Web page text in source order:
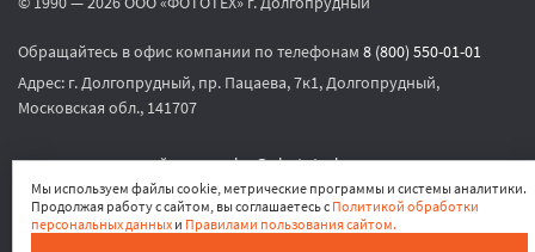
Обращайтесь в офис компании по телефонам 8 (800) 550-01-01
Адрес: г. Долгопрудный, пр. Пацаева, 7к1, Долгопрудный,
Московская обл., 141707
или по электронной почтеsales@phototech.ru
Политика конфиденциальности,Согласие на обработку
персональных данных,Согласие на получение рекламных
Мы используем файлы cookie, метрические программы и системы аналитики.
Продолжая работу с сайтом, вы соглашаетесь с Политикой обработки
персональных данных и Правилами пользования сайтом.